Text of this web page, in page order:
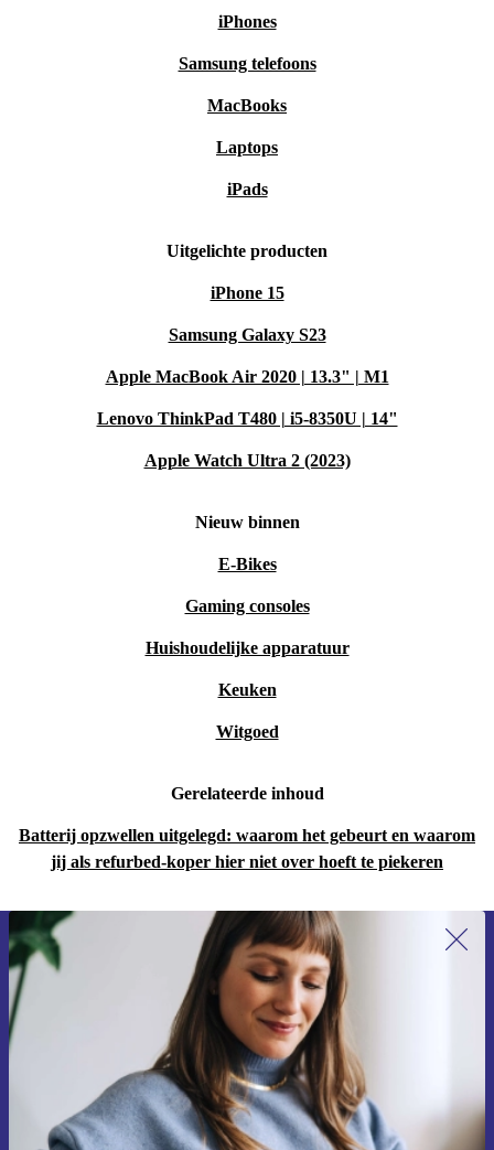
iPhones
Samsung telefoons
MacBooks
Laptops
iPads
Uitgelichte producten
iPhone 15
Samsung Galaxy S23
Apple MacBook Air 2020 | 13.3" | M1
Lenovo ThinkPad T480 | i5-8350U | 14"
Apple Watch Ultra 2 (2023)
Nieuw binnen
E-Bikes
Gaming consoles
Huishoudelijke apparatuur
Keuken
Witgoed
Gerelateerde inhoud
Batterij opzwellen uitgelegd: waarom het gebeurt en waarom
jij als refurbed-koper hier niet over hoeft te piekeren
Meld je aan voor onze nieuwsbrief en
ontvang €15 korting!
Mis nooit meer een aanbieding.
Voucher aanvragen